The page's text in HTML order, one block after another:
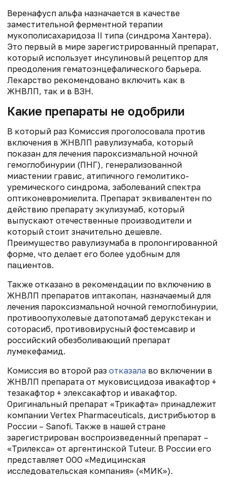
Веренафусп альфа назначается в качестве
заместительной ферментной терапии
мукополисахаридоза II типа (синдрома Хантера).
Это первый в мире зарегистрированный препарат,
который использует инсулиновый рецептор для
преодоления гематоэнцефалического барьера.
Лекарство рекомендовано включить как в
ЖНВЛП, так и в ВЗН.
Какие препараты не одобрили
В который раз Комиссия проголосовала против
включения в ЖНВЛП равулизумаба, который
показан для лечения пароксизмальной ночной
гемоглобинурии (ПНГ), генерализованной
миастении гравис, атипичного гемолитико-
уремического синдрома, заболеваний спектра
оптиконевромиелита. Препарат эквивалентен по
действию препарату экулизумаб, который
выпускают отечественные производители и
который стоит значительно дешевле.
Преимущество равулизумаба в пролонгированной
форме, что делает его более удобным для
пациентов.
Также отказано в рекомендации по включению в
ЖНВЛП препаратов иптакопан, назначаемый для
лечения пароксизмальной ночной гемоглобинурии,
противоопухолевые датопотамаб дерукстекан и
соторасиб, противовирусный фостемсавир и
российский обезболивающий препарат
лумекефамид.
Комиссия во второй раз отказала во включении в
ЖНВЛП препарата от муковисцидоза ивакафтор +
тезакафтор + элексакафтор и ивакафтор.
Оригинальный препарат «Трикафта» принадлежит
компании Vertex Pharmaceuticals, дистрибьютор в
России – Sanofi. Также в нашей стране
зарегистрирован воспроизведенный препарат –
«Трилекса» от аргентинской Tuteur. В России его
представляет ООО «Медицинская
исследовательская компания» («МИК»).